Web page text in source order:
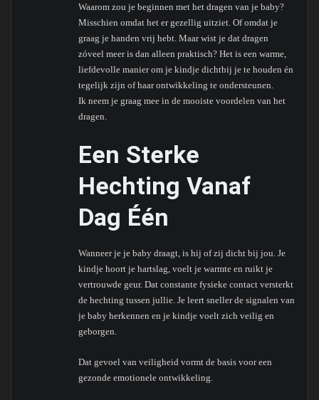
Waarom zou je beginnen met het dragen van je baby?
Misschien omdat het er gezellig uitziet. Of omdat je
graag je handen vrij hebt. Maar wist je dat dragen
zóveel meer is dan alleen praktisch? Het is een warme,
liefdevolle manier om je kindje dichtbij je te houden én
tegelijk zijn of haar ontwikkeling te ondersteunen.
Ik neem je graag mee in de mooiste voordelen van het
dragen.
Een Sterke
Hechting Vanaf
Dag Één
Wanneer je je baby draagt, is hij of zij dicht bij jou. Je
kindje hoort je hartslag, voelt je warmte en ruikt je
vertrouwde geur. Dat constante fysieke contact versterkt
de hechting tussen jullie. Je leert sneller de signalen van
je baby herkennen en je kindje voelt zich veilig en
geborgen.
Dat gevoel van veiligheid vormt de basis voor een
gezonde emotionele ontwikkeling.